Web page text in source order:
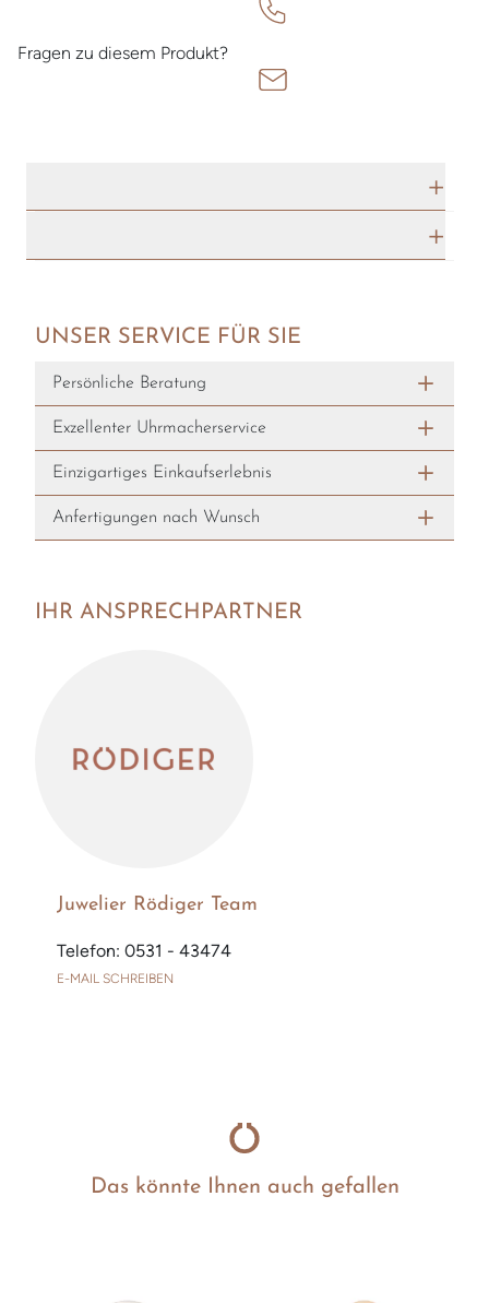
Fragen zu diesem Produkt?
IHR ANSPRECHPARTNER
Juwelier Rödiger Team
Telefon: 0531 - 43474
E-MAIL SCHREIBEN
UNSER SERVICE FÜR SIE
Persönliche Beratung
Exzellenter Uhrmacherservice
Einzigartiges Einkaufserlebnis
Anfertigungen nach Wunsch
Das könnte Ihnen auch gefallen